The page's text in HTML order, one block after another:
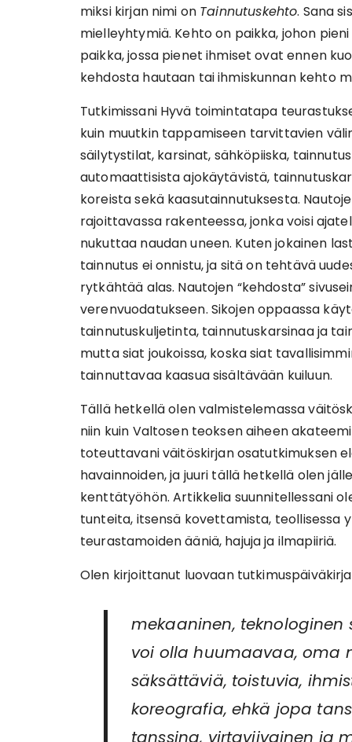
miksi kirjan nimi on Tainnutuskehto. Sana
mielleyhtymiä. Kehto on paikka, johon
paikka, jossa pienet ihmiset ovat ennen
kehdosta hautaan tai ihmiskunnan kehto
Tutkimissani Hyvä toimintatapa
kuin muutkin tappamiseen tarvittavien
säilytystilat, karsinat, sähköpiiska,
automaattisista ajokäytävistä,
koreista sekä kaasutainnutuksesta.
rajoittavassa rakenteessa, jonka voisi
nukuttaa naudan uneen. Kuten jokainen
tainnutus ei onnistu, ja sitä on tehtävä
rytkähtää alas. Nautojen “kehdosta”
verenvuodatukseen. Sikojen oppaassa
tainnutuskuljetinta, tainnutuskarsinaa ja
mutta siat joukoissa, koska siat
tainnuttavaa kaasua sisältävään kuiluun.
Tällä hetkellä olen valmistelemassa
niin kuin Valtosen teoksen aiheen
toteuttavani väitöskirjan osatutkimuksen
havainnoiden, ja juuri tällä hetkellä olen
kenttätyöhön. Artikkelia suunnitellessani
tunteita, itsensä kovettamista, teollisessa
teurastamoiden ääniä, hajuja ja ilmapiiriä.
Olen kirjoittanut luovaan
mekaaninen,
voi olla huumaavaa, oma
säksättäviä, toistuvia,
koreografia, ehkä jopa
tanssina, virtaviivainen ja